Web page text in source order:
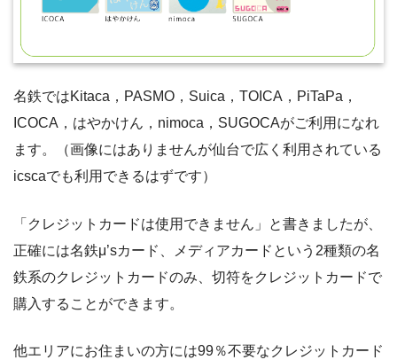
名鉄ではKitaca，PASMO，Suica，TOICA，PiTaPa，
ICOCA，はやかけん，nimoca，SUGOCAがご利用になれ
ます。（画像にはありませんが仙台で広く利用されている
icscaでも利用できるはずです）
「クレジットカードは使用できません」と書きましたが、
正確には名鉄μ’sカード、メディアカードという2種類の名
鉄系のクレジットカードのみ、切符をクレジットカードで
購入することができます。
他エリアにお住まいの方には99％不要なクレジットカード